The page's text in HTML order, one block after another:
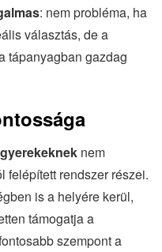
: nem probléma, ha
választás, de a
tápanyagban gazdag
nem
felépített rendszer részei.
is a helyére kerül,
támogatja a
szempont a